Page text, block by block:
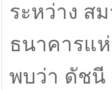
ระหว่าง ส
ธนาคารแ
พบว่า ดัชนี